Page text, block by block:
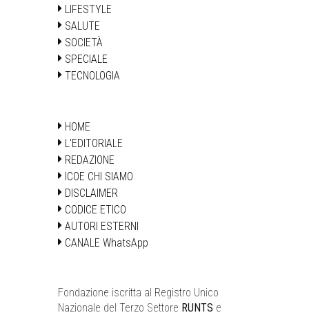
LIFESTYLE
SALUTE
SOCIETÀ
SPECIALE
TECNOLOGIA
HOME
L'EDITORIALE
REDAZIONE
ICOE CHI SIAMO
DISCLAIMER
CODICE ETICO
AUTORI ESTERNI
CANALE WhatsApp
Fondazione iscritta al Registro Unico
Nazionale del Terzo Settore RUNTS e